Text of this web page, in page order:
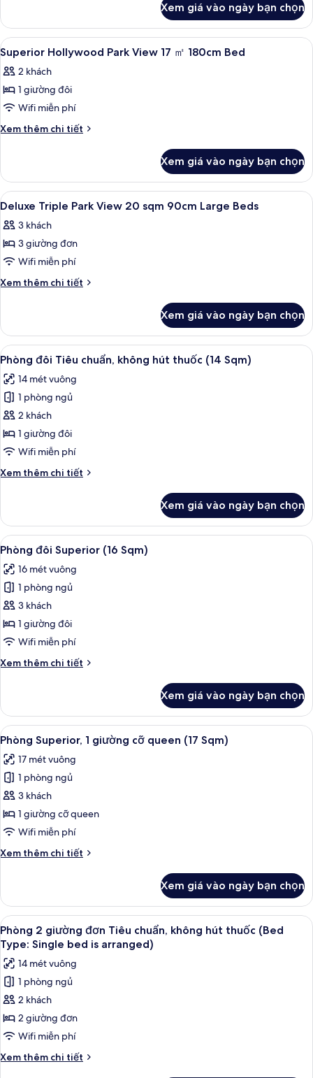
160cm
Large
Bed
Deluxe
Queen
20
sqm
160cm
Large
Xem giá vào ngày bạn chọn
Xem
tất
cả
ảnh
Superior
Hollywood
17
㎡
180cm
Bed
Chăn bông, két bảo mật tại phòng,
1
Superior Hollywood Park View 17 ㎡ 180cm Bed
2 khách
1 giường đôi
Wifi miễn phí
Xem thêm chi tiết
Chi
Superior
Hollywood
Park
17
㎡
Bed
Xem giá vào ngày bạn chọn
Xem
tất
cả
ảnh
Deluxe
Triple
20
sqm
90cm
Large
Beds
Chăn bông, két bảo mật tại phòng,
1
Deluxe Triple Park View 20 sqm 90cm Large Beds
3 khách
3 giường đơn
Wifi miễn phí
Xem thêm chi tiết
Chi
Deluxe
Triple
Park
20
sqm
90cm
Large
Beds
Xem giá vào ngày bạn chọn
Xem
tất
cả
ảnh
Phòng
đôi
Tiêu
không
(14
Sqm)
Phòng đôi Tiêu chuẩn, không hút
10
Phòng đôi Tiêu chuẩn, không hút thuốc (14 Sqm)
14 mét vuông
1 phòng ngủ
2 khách
1 giường đôi
Wifi miễn phí
Xem thêm chi tiết
Chi
Phòng
đôi
Tiêu
chuẩn,
không
hút
thuốc
(14
Sqm)
Xem giá vào ngày bạn chọn
Xem
tất
cả
ảnh
Phòng
đôi
Superior
Sqm)
Phòng đôi Superior (16 Sqm) |
11
Phòng đôi Superior (16 Sqm)
16 mét vuông
1 phòng ngủ
3 khách
1 giường đôi
Wifi miễn phí
Xem thêm chi tiết
Chi
Phòng
đôi
Superior
Sqm)
Xem giá vào ngày bạn chọn
Xem
tất
cả
ảnh
Phòng
Superior,
1
cỡ
Sqm)
Phòng Superior, 1 giường cỡ queen
10
Phòng Superior, 1 giường cỡ queen (17 Sqm)
17 mét vuông
1 phòng ngủ
3 khách
1 giường cỡ queen
Wifi miễn phí
Xem thêm chi tiết
Chi
Phòng
Superior,
1
giường
cỡ
queen
(17
Sqm)
Xem giá vào ngày bạn chọn
Xem
tất
cả
ảnh
Phòng
2
giường
đơn
Tiêu
chuẩn,
Phòng 2 giường đơn Tiêu chuẩn,
11
Phòng 2 giường đơn Tiêu chuẩn, không hút thuốc (Bed
Type: Single bed is arranged)
14 mét vuông
1 phòng ngủ
2 khách
2 giường đơn
Wifi miễn phí
Xem thêm chi tiết
Chi